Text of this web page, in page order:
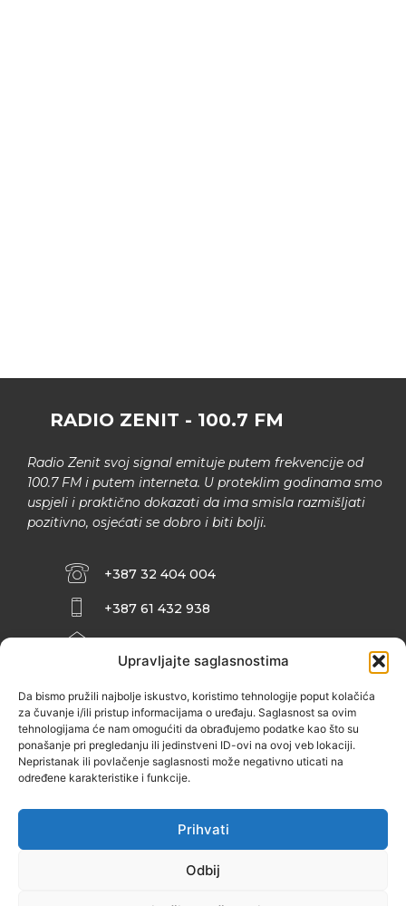
Upravljajte saglasnostima
Da bismo pružili najbolje iskustvo, koristimo tehnologije poput kolačića
za čuvanje i/ili pristup informacijama o uređaju. Saglasnost sa ovim
tehnologijama će nam omogućiti da obrađujemo podatke kao što su
ponašanje pri pregledanju ili jedinstveni ID-ovi na ovoj veb lokaciji.
Nepristanak ili povlačenje saglasnosti može negativno uticati na
određene karakteristike i funkcije.
Prihvati
Odbij
RADIO ZENIT - 100.7 FM
Radio Zenit svoj signal emituje putem frekvencije od
100.7 FM i putem interneta. U proteklim godinama smo
uspjeli i praktično dokazati da ima smisla razmišljati
pozitivno, osjećati se dobro i biti bolji.
+387 32 404 004
+387 61 432 938
INFO@ZENIT.BA
ZENIČANKA, 3. SPRAT), 72000 ZENICA